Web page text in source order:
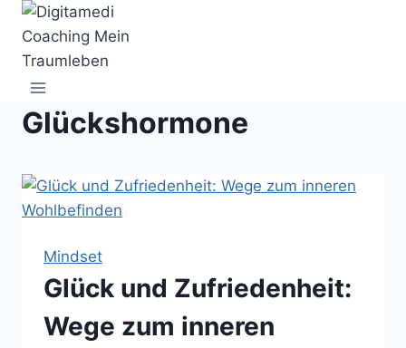
Zum
Inhalt
springen
Glückshormone
Mindset
Glück und Zufriedenheit:
Wege zum inneren